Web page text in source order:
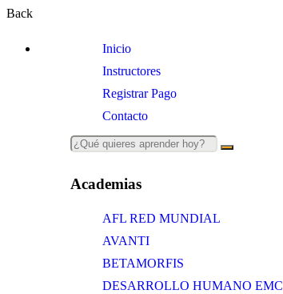
Back
Inicio
Instructores
Registrar Pago
Contacto
Academias
AFL RED MUNDIAL
AVANTI
BETAMORFIS
DESARROLLO HUMANO EMC